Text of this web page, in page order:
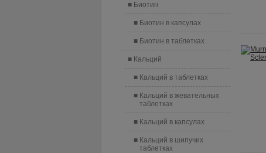
Биотин
Биотин в капсулах
Биотин в таблетках
Кальций
Кальций в таблетках
Кальций в жевательных
таблетках
Кальций в капсулах
Кальций в шипучих
таблетках